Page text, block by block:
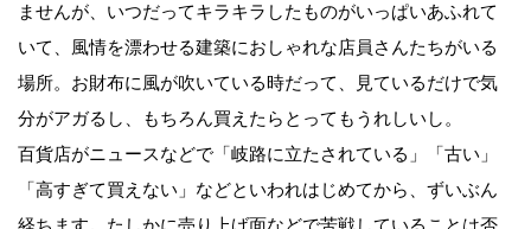
ませんが、いつだってキラキラしたものがいっぱいあふれて
いて、風情を漂わせる建築におしゃれな店員さんたちがいる
場所。お財布に風が吹いている時だって、見ているだけで気
分がアガるし、もちろん買えたらとってもうれしいし。
百貨店がニュースなどで「岐路に立たされている」「古い」
「高すぎて買えない」などといわれはじめてから、ずいぶん
経ちます。たしかに売り上げ面などで苦戦していることは否